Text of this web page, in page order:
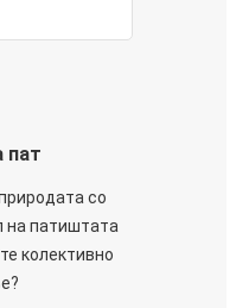
пат
со
на патиштата
колективно